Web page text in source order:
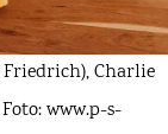
Charlie
www.p-s-